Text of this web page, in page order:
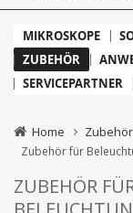
MIKROSKOPE
ZUBEHÖR
SERVICEPARTNER
Home Zubehör
Zubehör für
ZUBEHÖR